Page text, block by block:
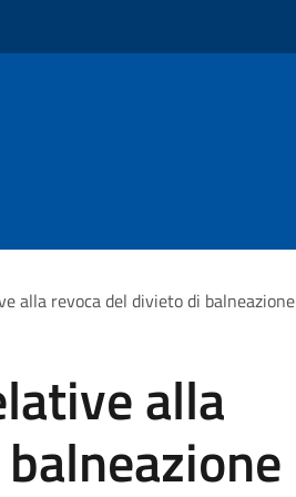
alla revoca del divieto di balneazione
alla